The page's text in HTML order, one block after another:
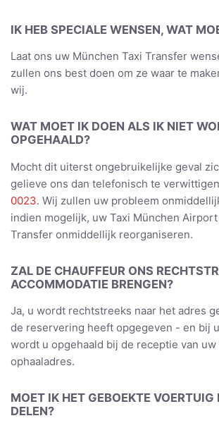
IK HEB SPECIALE WENSEN, WAT
Laat ons uw München Taxi Transfer
zullen ons best doen om ze waar te
wij.
WAT MOET IK DOEN ALS IK NIET
OPGEHAALD?
Mocht dit uiterst ongebruikelijke geval
gelieve ons dan telefonisch te verwittigen
0023. Wij zullen uw probleem
indien mogelijk, uw Taxi München
Transfer onmiddellijk reorganiseren.
ZAL DE CHAUFFEUR ONS
ACCOMMODATIE BRENGEN?
Ja, u wordt rechtstreeks naar het adres
de reservering heeft opgegeven - en bij
wordt u opgehaald bij de receptie van
ophaaladres.
MOET IK HET GEBOEKTE VOERTUIG
DELEN?